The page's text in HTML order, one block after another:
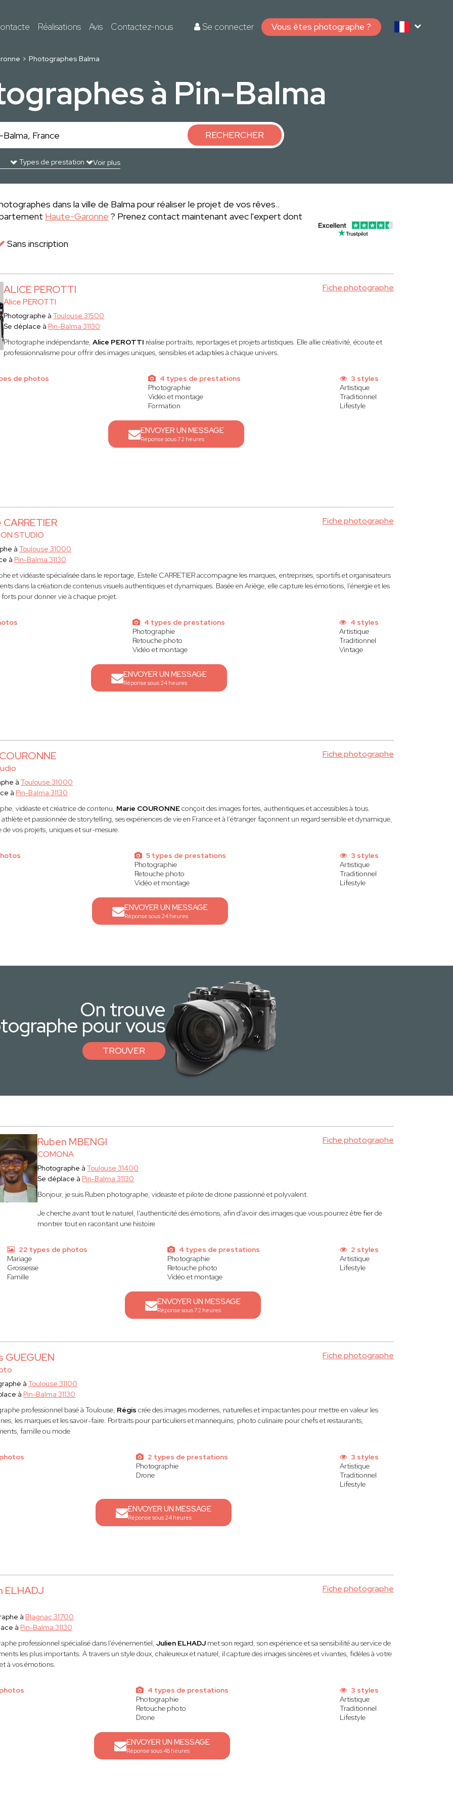
Réalisations Avis Contactez-nous Se connecter Vous êtes photographe ?
Photographes Balma
à Pin-Balma
RECHERCHER
Voir plus
dans la ville de Balma pour réaliser le projet de vos rêves..
Haute-Garonne ? Prenez contact maintenant avec l'expert dont
Sans inscription
ALICE PEROTTI
Alice PEROTTI
Fiche photographe
Photographe àToulouse 31500
Se déplace à Pin-Balma 31130
Photographe indépendante,Alice PEROTTI réalise portraits, reportages et projets artistiques. Elle allie créativité, écoute et
professionnalisme pour offrir des images uniques, sensibles et adaptées à chaque univers.
de photos
4 types de prestations
Photographie
Vidéo et montage
Formation
3 styles
Artistique
Traditionnel
Lifestyle
ENVOYER UN MESSAGE
Réponse sous 72 heures
STUDIO
Fiche photographe
à Toulouse 31000
à Pin-Balma 31130
et vidéaste spécialisée dans le reportage, Estelle CARRETIER accompagne les marques, entreprises, sportifs et organisateurs
dans la création de contenus visuels authentiques et dynamiques. Basée en Ariège, elle capture les émotions, l’énergie et les
pour donner vie à chaque projet.
4 types de prestations
Photographie
Retouche photo
Vidéo et montage
4 styles
Artistique
Traditionnel
Vintage
ENVOYER UN MESSAGE
Réponse sous 24 heures
Fiche photographe
àToulouse 31000
à Pin-Balma 31130
vidéaste et créatrice de contenu, Marie COURONNEconçoit des images fortes, authentiques et accessibles à tous.
et passionnée de storytelling, ses expériences de vie en France et à l’étranger façonnent un regard sensible et dynamique,
de vos projets, uniques et sur-mesure.
5 types de prestations
Photographie
Retouche photo
Vidéo et montage
3 styles
Artistique
Traditionnel
Lifestyle
ENVOYER UN MESSAGE
Réponse sous 24 heures
On trouve
pour vous
TROUVER
Ruben MBENGI
COMONA
Fiche photographe
Photographe àToulouse 31400
Se déplace à Pin-Balma 31130
Bonjour, je suis Ruben photographe, videaste et pilote de drone passionné et polyvalent.
Je cherche avant tout le naturel, l'authenticité des émotions, afin d'avoir des images que vous pourrez être fier de
montrer tout en racontant une histoire
22 types de photos
Mariage
Grossesse
Famille
4 types de prestations
Photographie
Retouche photo
Vidéo et montage
2 styles
Artistique
Lifestyle
ENVOYER UN MESSAGE
Réponse sous 72 heures
GUEGUEN Fiche photographe
àToulouse 31100
à Pin-Balma 31130
professionnel basé à Toulouse, Régiscrée des images modernes, naturelles et impactantes pour mettre en valeur les
les marques et les savoir-faire. Portraits pour particuliers et mannequins, photo culinaire pour chefs et restaurants,
famille ou mode
2 types de prestations
Photographie
Drone
3 styles
Artistique
Traditionnel
Lifestyle
ENVOYER UN MESSAGE
Réponse sous 24 heures
ELHADJ Fiche photographe
à Blagnac 31700
à Pin-Balma 31130
professionnel spécialisé dans l’événementiel,Julien ELHADJ met son regard, son expérience et sa sensibilité au service de
les plus importants. À travers un style doux, chaleureux et naturel, il capture des images sincères et vivantes, fidèles à votre
à vos émotions.
4 types de prestations
Photographie
Retouche photo
Drone
3 styles
Artistique
Traditionnel
Lifestyle
ENVOYER UN MESSAGE
Réponse sous 48 heures